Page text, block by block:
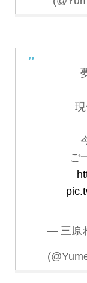
ご
— 三原